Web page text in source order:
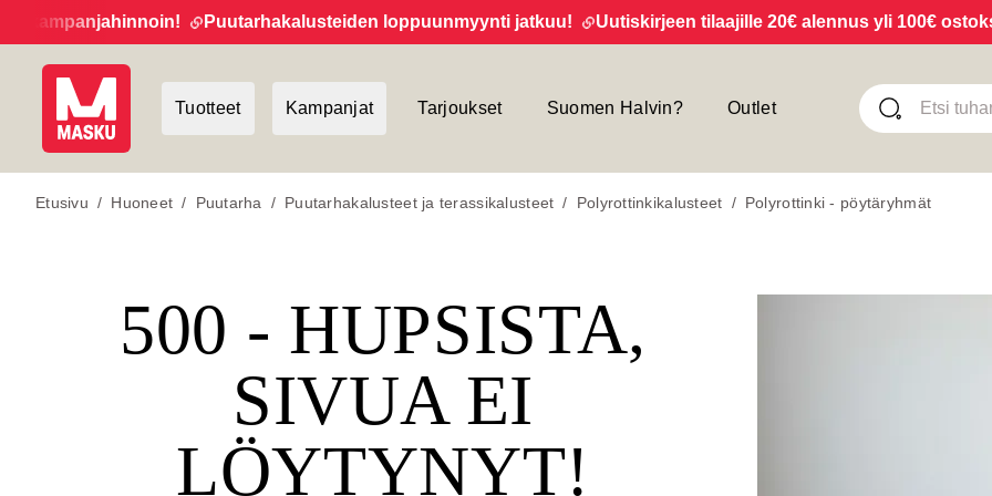
Puutarhakalusteiden loppuunmyynti jatkuu! Uutiskirjeen tilaajille 20€ alennus yli 100€
Tuotteet Kampanjat Tarjoukset Suomen Halvin? Outlet
Etusivu / Huoneet / Puutarha / Puutarhakalusteet ja terassikalusteet / Polyrottinkikalusteet / Polyrottinki - pöytäryhmät
500 - HUPSISTA,
SIVUA EI
LÖYTYNYT!